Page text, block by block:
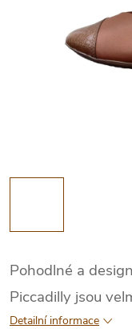
Pohodlné a
Piccadilly jsou
Detailní informace